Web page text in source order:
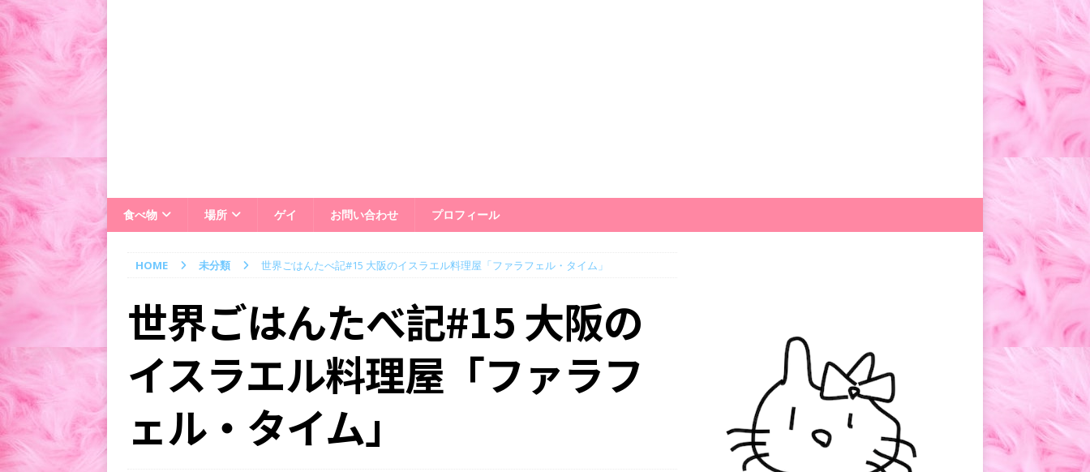
食べ物 場所 ゲイ お問い合わせ プロフィール
HOME 未分類 世界ごはんたべ記#15 大阪のイスラエル料理屋「ファラフェル・タイム」
世界ごはんたべ記#15 大阪の
イスラエル料理屋「ファラフ
ェル・タイム」